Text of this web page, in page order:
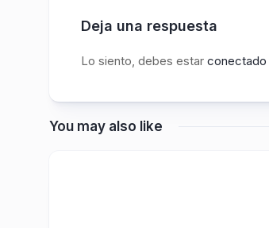
Deja una respuesta
Lo siento, debes estar conectado
You may also like